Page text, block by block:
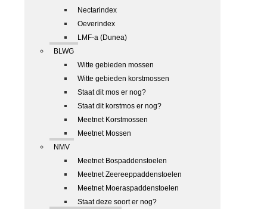
Nectarindex
Oeverindex
LMF-a (Dunea)
BLWG
Witte gebieden mossen
Witte gebieden korstmossen
Staat dit mos er nog?
Staat dit korstmos er nog?
Meetnet Korstmossen
Meetnet Mossen
NMV
Meetnet Bospaddenstoelen
Meetnet Zeereeppaddenstoelen
Meetnet Moeraspaddenstoelen
Staat deze soort er nog?